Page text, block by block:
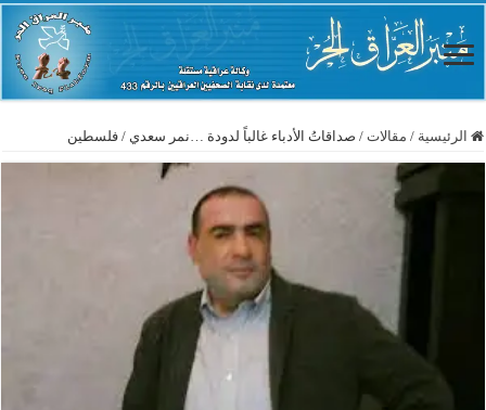
الرئيسية / مقالات / صداقاتُ الأدباء غالباً لدودة …نمر سعدي / فلسطين